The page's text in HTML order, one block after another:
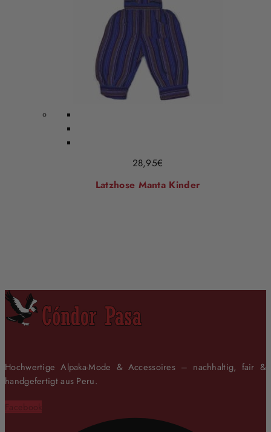
28,95€
Latzhose Manta Kinder
Hochwertige Alpaka-Mode & Accessoires – nachhaltig, fair &
handgefertigt aus Peru.
Facebook